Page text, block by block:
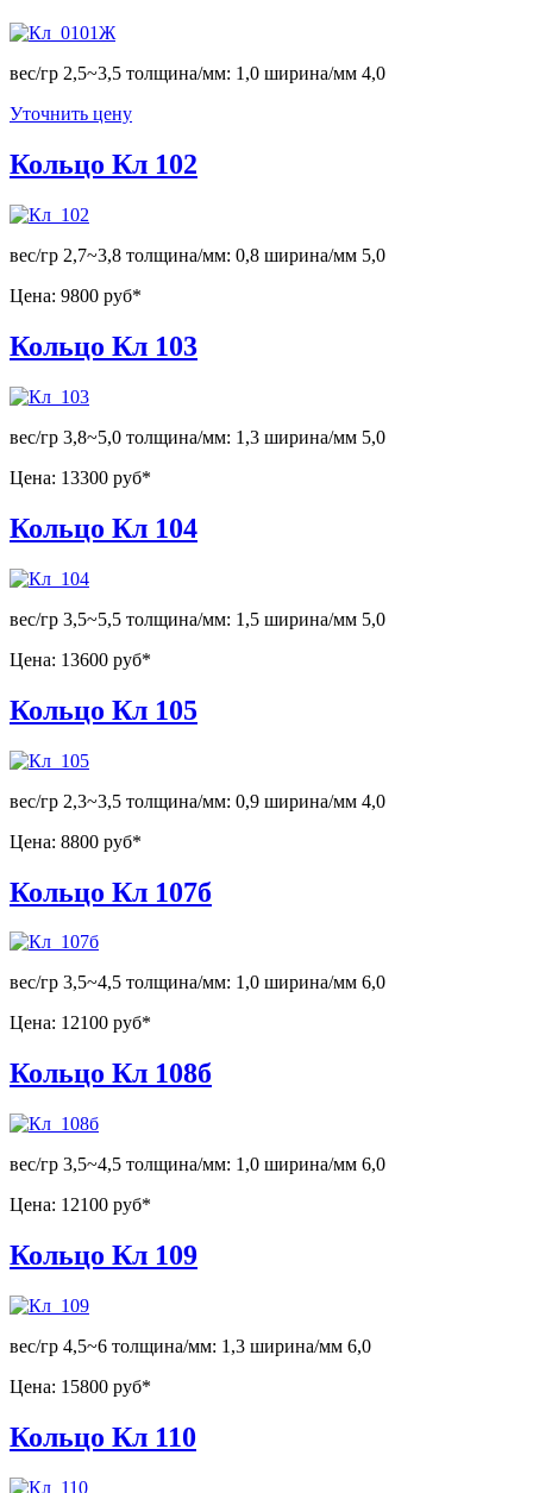
вес/гр 2,5~3,5 толщина/мм: 1,0 ширина/мм 4,0
Уточнить цену
Кольцо Кл 102
вес/гр 2,7~3,8 толщина/мм: 0,8 ширина/мм 5,0
Цена: 9800 руб*
Кольцо Кл 103
вес/гр 3,8~5,0 толщина/мм: 1,3 ширина/мм 5,0
Цена: 13300 руб*
Кольцо Кл 104
вес/гр 3,5~5,5 толщина/мм: 1,5 ширина/мм 5,0
Цена: 13600 руб*
Кольцо Кл 105
вес/гр 2,3~3,5 толщина/мм: 0,9 ширина/мм 4,0
Цена: 8800 руб*
Кольцо Кл 107б
вес/гр 3,5~4,5 толщина/мм: 1,0 ширина/мм 6,0
Цена: 12100 руб*
Кольцо Кл 108б
вес/гр 3,5~4,5 толщина/мм: 1,0 ширина/мм 6,0
Цена: 12100 руб*
Кольцо Кл 109
вес/гр 4,5~6 толщина/мм: 1,3 ширина/мм 6,0
Цена: 15800 руб*
Кольцо Кл 110